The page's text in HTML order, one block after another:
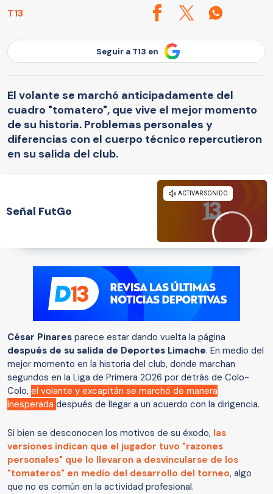
T13
Seguir a T13 en
El volante se marchó anticipadamente del
cuadro "tomatero", que vive el mejor momento
de su historia. Problemas personales y
diferencias con el cuerpo técnico repercutieron
en su salida del club.
Señal FutGo
César Pinares parece estar dando vuelta la página
después de su salida de Deportes Limache. En medio del
mejor momento en la historia del club, donde marchan
segundos en la Liga de Primera 2026 por detrás de Colo-
Colo, el volante y excapitán se marchó de manera
inesperada después de llegar a un acuerdo con la dirigencia.
Si bien se desconocen los motivos de su éxodo, las
versiones indican que el jugador tuvo "razones
personales" que lo llevaron a desvincularse de los
"tomateros" en medio del desarrollo del torneo, algo
que no es común en la actividad profesional.